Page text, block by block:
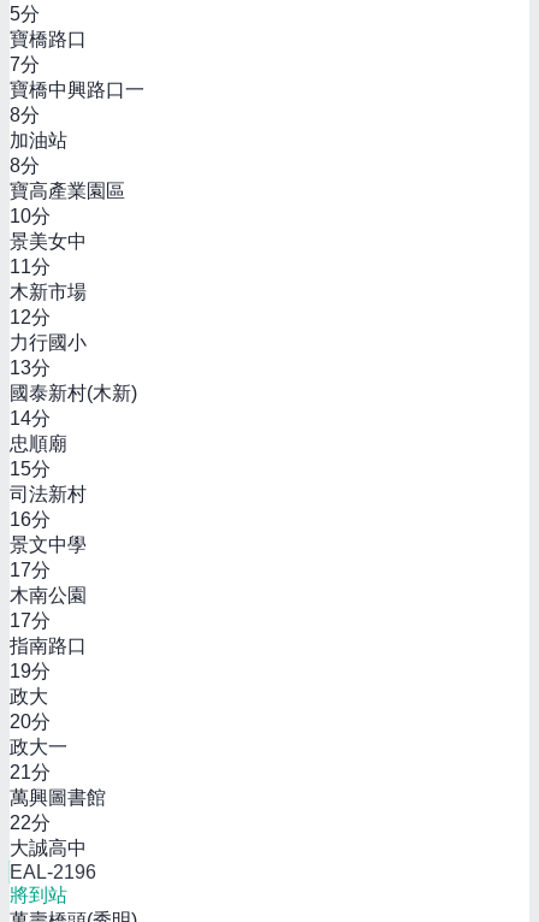
5分
寶橋路口
7分
寶橋中興路口一
8分
加油站
8分
寶高產業園區
10分
景美女中
11分
木新市場
12分
力行國小
13分
國泰新村(木新)
14分
忠順廟
15分
司法新村
16分
景文中學
17分
木南公園
17分
指南路口
19分
政大
20分
政大一
21分
萬興圖書館
22分
大誠高中
EAL-2196
將到站